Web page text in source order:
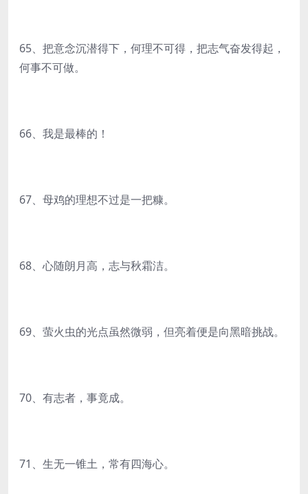
65、把意念沉潜得下，何理不可得，把志气奋发得起，
何事不可做。
66、我是最棒的！
67、母鸡的理想不过是一把糠。
68、心随朗月高，志与秋霜洁。
69、萤火虫的光点虽然微弱，但亮着便是向黑暗挑战。
70、有志者，事竟成。
71、生无一锥土，常有四海心。